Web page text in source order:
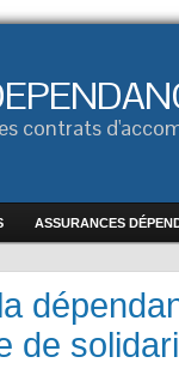
contrats
ASSURANCES
de